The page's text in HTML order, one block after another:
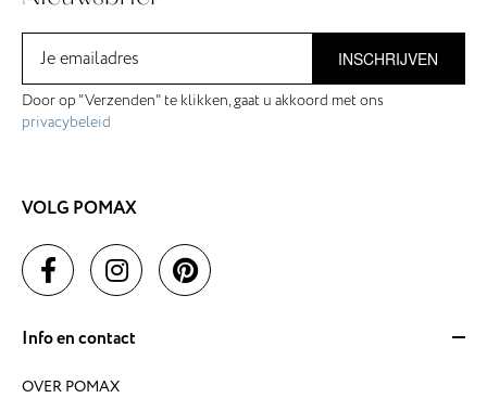
INSCHRIJVEN
Door op "Verzenden" te klikken, gaat u akkoord met ons
privacybeleid
VOLG POMAX
Info en contact
OVER POMAX